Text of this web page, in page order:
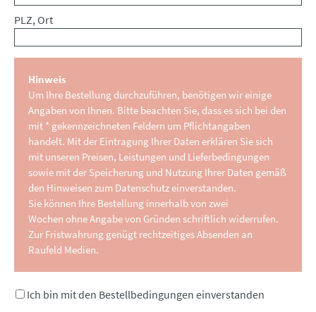
PLZ, Ort
Hinweis
Um Ihre Bestellung durchzuführen, benötigen wir einige
Angaben von Ihnen. Bitte beachten Sie, dass es sich bei den
mit * gekennzeichneten Feldern um Pflichtangaben
handelt. Mit der Eintragung Ihrer Daten erklären Sie sich
mit unseren Preisen, Leistungen und Lieferbedingungen
sowie mit der Speicherung und Nutzung Ihrer Daten gemäß
den Hinweisen zum Datenschutz einverstanden.
Sie können Ihre Bestellung innerhalb von zwei
Wochen ohne Angabe von Gründen schriftlich widerrufen.
Zur Fristwahrung genügt rechtzeitiges Absenden an
Raufeld Medien.
Ich bin mit den Bestellbedingungen einverstanden